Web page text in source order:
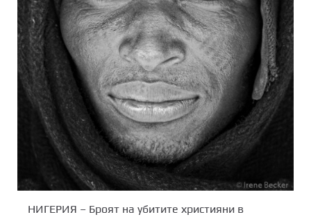
НИГЕРИЯ – Броят на убитите християни в